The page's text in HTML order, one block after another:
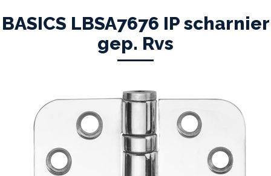
BASICS LBSA7676 IP scharnier
gep. Rvs